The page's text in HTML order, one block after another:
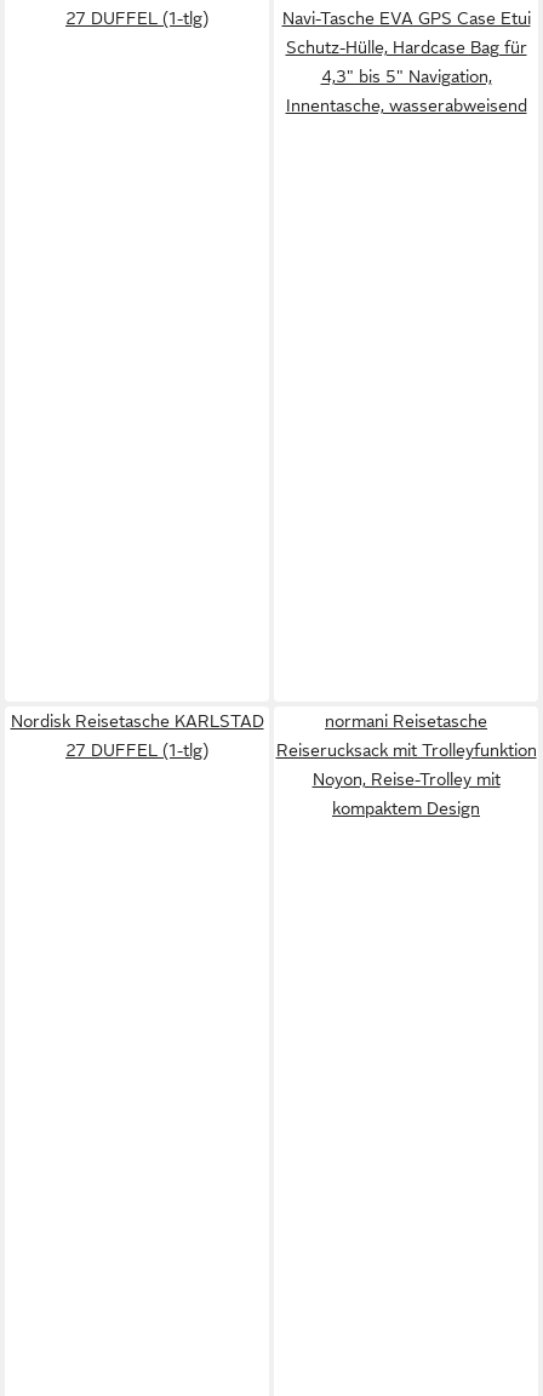
27 DUFFEL (1-tlg)
Navi-Tasche EVA GPS Case Etui
Schutz-Hülle, Hardcase Bag für
4,3" bis 5" Navigation,
Innentasche, wasserabweisend
Nordisk Reisetasche KARLSTAD
27 DUFFEL (1-tlg)
normani Reisetasche
Reiserucksack mit Trolleyfunktion
Noyon, Reise-Trolley mit
kompaktem Design